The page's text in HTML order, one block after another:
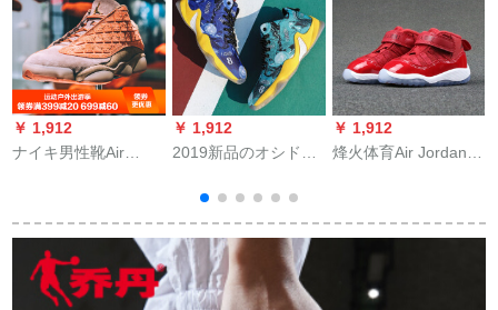
￥ 1,912
ナイキ男性靴Air
名バスケトボブクラ
ブts兵馬俑粉橙セム革
AT 3102-200 42.5
￥ 1,912
2019新品のオシドリ
妻33カープベスト5連
名11男靴3女靴15 ha
登2ジェームズ16とタ
ワの青い黄色+灰月オ
リ色41
￥ 1,912
烽火体育Air Jordan
623煙台LM 2倉現物